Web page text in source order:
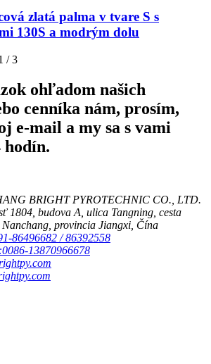
zlatá palma v tvare S s
130S a modrým dolu
/ 3
ohľadom našich
cenníka nám, prosím,
e-mail a my sa s vami
hodín.
BRIGHT PYROTECHNIC CO., LTD.
1804, budova A, ulica Tangning, cesta
Nanchang, provincia Jiangxi, Čína
86496682 / 86392558
0086-13870966678